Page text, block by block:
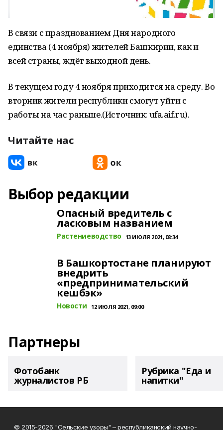
В связи с празднованием Дня народного
единства (4 ноября) жителей Башкирии, как и
всей страны, ждёт выходной день.
В текущем году 4 ноября приходится на среду. Во
вторник жители республики смогут уйти с
работы на час раньше.(Источник: ufa.aif.ru).
Читайте нас
Выбор редакции
Опасный вредитель с
ласковым названием
Растениеводство 13 ИЮЛЯ 2021, 08:34
В Башкортостане планируют
внедрить
«предпринимательский
кешбэк»
Новости 12 ИЮЛЯ 2021, 09:00
Партнеры
Фотобанк
журналистов РБ
Рубрика "Еда и
напитки"
© 2015-2026 "Сельские узоры" – республиканский научно-